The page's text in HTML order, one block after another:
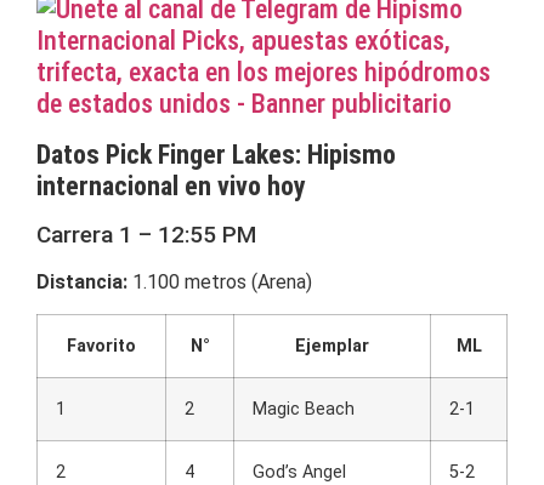
Datos Pick Finger Lakes: Hipismo
internacional en vivo hoy
Carrera 1 – 12:55 PM
Distancia: 1.100 metros (Arena)
Favorito N° Ejemplar ML
1 2 Magic Beach 2-1
2 4 God’s Angel 5-2